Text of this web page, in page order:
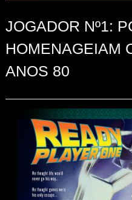
JOGADOR Nº1:
HOMENAGEIAM
ANOS 80